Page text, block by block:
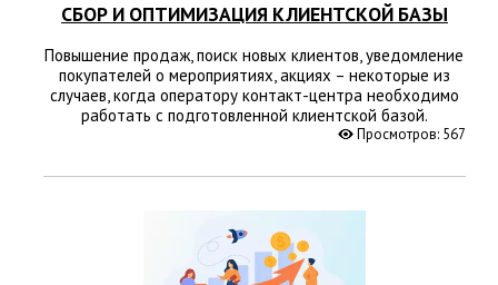
СБОР И ОПТИМИЗАЦИЯ КЛИЕНТСКОЙ БАЗЫ
Повышение продаж, поиск новых клиентов, уведомление
покупателей о мероприятиях, акциях – некоторые из
случаев, когда оператору контакт-центра необходимо
работать с подготовленной клиентской базой.
Просмотров: 567